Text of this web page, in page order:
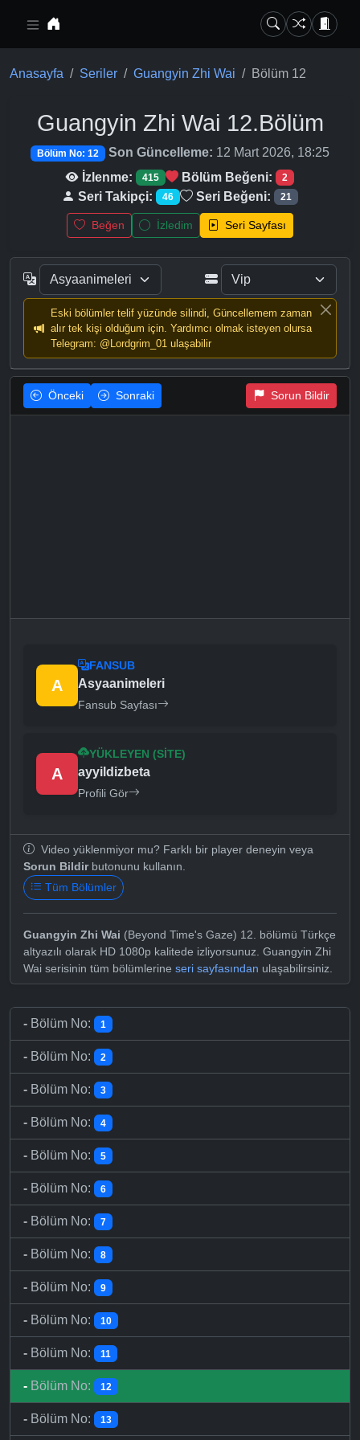
Anasayfa Seriler Guangyin Zhi Wai Bölüm 12
Guangyin Zhi Wai 12.Bölüm
Bölüm No: 12 Son Güncelleme: 12 Mart 2026, 18:25
İzlenme:
415 Bölüm Beğeni: 2
Seri Takipçi: 46 Seri Beğeni: 21
Beğen İzledim Seri Sayfası
Eski bölümler telif yüzünde silindi, Güncellemem zaman
alır tek kişi olduğum için. Yardımcı olmak isteyen olursa
Telegram: @Lordgrim_01 ulaşabilir
Önceki Sonraki Sorun Bildir
A
FANSUB
Asyaanimeleri
Fansub Sayfası
A
YÜKLEYEN (SITE)
ayyildizbeta
Profili Gör
Video yüklenmiyor mu? Farklı bir player deneyin veya
Sorun Bildirbutonunu kullanın.
Tüm Bölümler
Guangyin Zhi Wai (Beyond Time's Gaze) 12. bölümü Türkçe
altyazılı olarak HD 1080p kalitede izliyorsunuz. Guangyin Zhi
Wai serisinin tüm bölümlerine seri sayfasından ulaşabilirsiniz.
- Bölüm No: 1
- Bölüm No: 2
- Bölüm No: 3
- Bölüm No: 4
- Bölüm No: 5
- Bölüm No: 6
- Bölüm No: 7
- Bölüm No: 8
- Bölüm No: 9
- Bölüm No: 10
- Bölüm No: 11
- Bölüm No: 12
- Bölüm No: 13